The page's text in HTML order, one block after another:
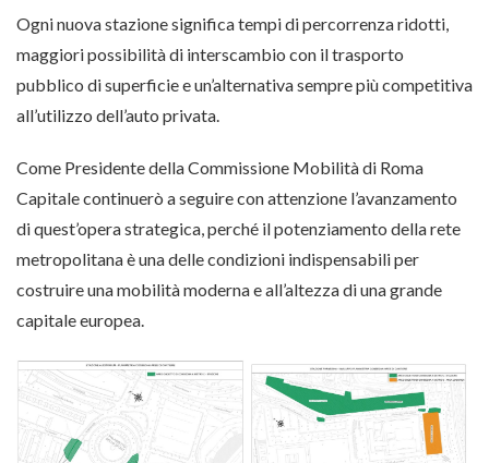
Ogni nuova stazione significa tempi di percorrenza ridotti,
maggiori possibilità di interscambio con il trasporto
pubblico di superficie e un’alternativa sempre più competitiva
all’utilizzo dell’auto privata.
Come Presidente della Commissione Mobilità di Roma
Capitale continuerò a seguire con attenzione l’avanzamento
di quest’opera strategica, perché il potenziamento della rete
metropolitana è una delle condizioni indispensabili per
costruire una mobilità moderna e all’altezza di una grande
capitale europea.